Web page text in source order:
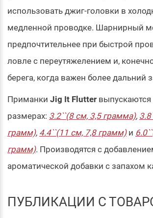
использовать джиг-головки в
медленной проводке. Шарнирный
предпочтительнее при быстрой
ловле с переутяжелением и,
берега, когда важен более дальний
Приманки Jig It Flutter выпускаются
размерах: 3.2``(8 см, 3,5 грамма),
грамм), 4.4``(11 см, 7,8 грамм) и
грамм). Производятся с
ароматической добавки с запахом
ПУБЛИКАЦИИ С